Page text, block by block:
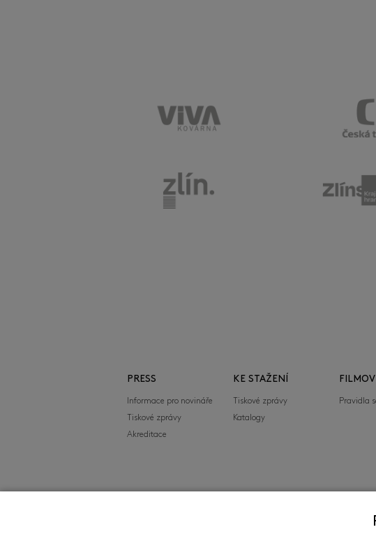
PRESS
Informace pro novináře
Tiskové zprávy
Akreditace
KE STAŽENÍ
Tiskové zprávy
Katalogy
Pravidla